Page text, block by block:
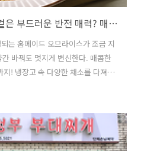
[요리 탐구생활] 속은 매콤, 겉은 부드러운 반전 매력? 매콤가지오므라이스
는 홈메이드 오므라이스가 조금 지
바꿔도 멋지게 변신한다. 매콤한
! 냉장고 속 다양한 채소를 다져
보자. 1인분 필수 재료 가지(1/2
장(0.3)+다진 마늘(0.3)+참기름(1)
안 숫자는 밥숟가락과 종이컵
가지는 길게 4 등분 하여 납작하게